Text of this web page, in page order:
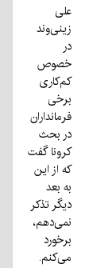
علی
زینی‌وند
در
خصوص
کم‌کاری
برخی
فرمانداران
در بحث
کرونا گفت
که از این
به بعد
دیگر تذکر
نمی‌دهم،
برخورد
می‌کنم.